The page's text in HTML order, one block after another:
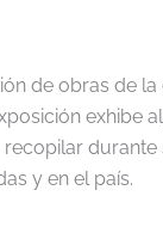
de obras de
exhibe
y en el país.